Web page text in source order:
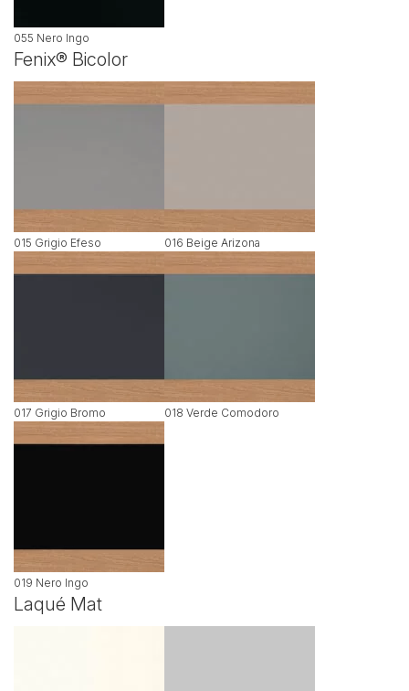
055 Nero Ingo
Fenix® Bicolor
015 Grigio Efeso 016 Beige Arizona
017 Grigio Bromo 018 Verde Comodoro
019 Nero Ingo
Laqué Mat